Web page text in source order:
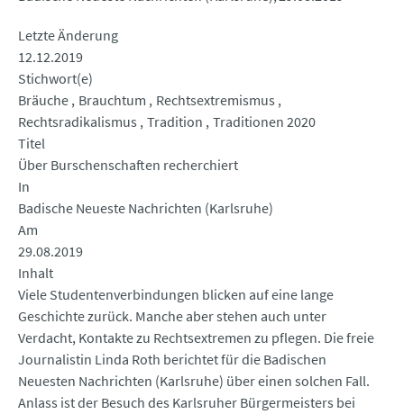
Letzte Änderung
12.12.2019
Stichwort(e)
Bräuche Brauchtum
Rechtsextremismus
Rechtsradikalismus Tradition Traditionen 2020
Titel
Über Burschenschaften recherchiert
In
Badische Neueste Nachrichten (Karlsruhe)
Am
29.08.2019
Inhalt
Viele Studentenverbindungen blicken auf eine lange
Geschichte zurück. Manche aber stehen auch unter
Verdacht, Kontakte zu Rechtsextremen zu pflegen. Die freie
Journalistin Linda Roth berichtet für die Badischen
Neuesten Nachrichten (Karlsruhe) über einen solchen Fall.
Anlass ist der Besuch des Karlsruher Bürgermeisters bei